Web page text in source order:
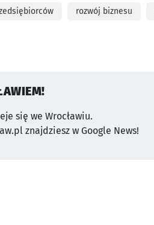
rozwój biznesu
się we Wrocławiu.
znajdziesz w Google News!